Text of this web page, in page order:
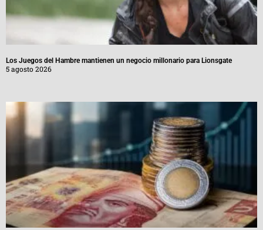
Los Juegos del Hambre mantienen un negocio millonario para Lionsgate
5 agosto 2026